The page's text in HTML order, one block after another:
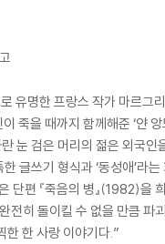
로 유명한 프랑스 작가
죽을 때까지 함께해준 ‘얀
눈 검은 머리의 젊은 외국
글쓰기 형식과 ‘동성애’
편 『죽음의 병』(1982)을
완전히 돌이킬 수 없을 만큼
한 한 사랑 이야기다.”